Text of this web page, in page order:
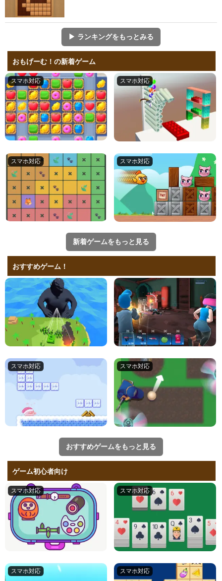
▶ ランキングをもっとみる
おもげーむ！の新着ゲーム
新着ゲームをもっと見る
おすすめゲーム！
おすすめゲームをもっと見る
ゲーム初心者向け